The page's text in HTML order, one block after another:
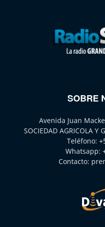
SOBRE
Avenida Juan
SOCIEDAD AGRICOLA Y
Teléfono:
Whatsapp:
Contacto: